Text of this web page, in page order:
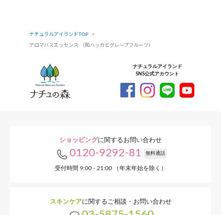
ナチュラルアイランドTOP
アロマバスエッセンス （和ハッカとグレープフルーツ）
ナチュラルアイランド
SNS公式アカウント
ショッピングに関するお問い合わせ
0120-9292-81 無料通話
受付時間 9:00 - 21:00 （年末年始を除く）
スキンケアに関するご相談・お問い合わせ